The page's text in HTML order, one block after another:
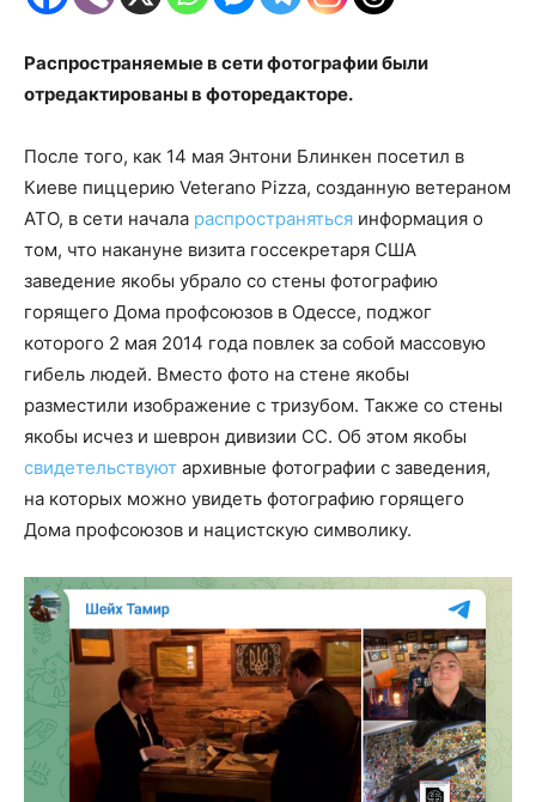
Распространяемые в сети фотографии были
отредактированы в фоторедакторе.
После того, как 14 мая Энтони Блинкен посетил в
Киеве пиццерию Veterano Pizza, созданную ветераном
АТО, в сети начала распространяться информация о
том, что накануне визита госсекретаря США
заведение якобы убрало со стены фотографию
горящего Дома профсоюзов в Одессе, поджог
которого 2 мая 2014 года повлек за собой массовую
гибель людей. Вместо фото на стене якобы
разместили изображение с тризубом. Также со стены
якобы исчез и шеврон дивизии СС. Об этом якобы
свидетельствуют архивные фотографии с заведения,
на которых можно увидеть фотографию горящего
Дома профсоюзов и нацистскую символику.